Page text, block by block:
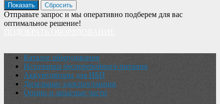
Отправьте запрос и мы оперативно подберем для вас
оптимальное решение!
Каталог оборудования
Источники бесперебойного питания
Аккумуляторы для ИБП
Дизельные электростанции
Опции и запасные части